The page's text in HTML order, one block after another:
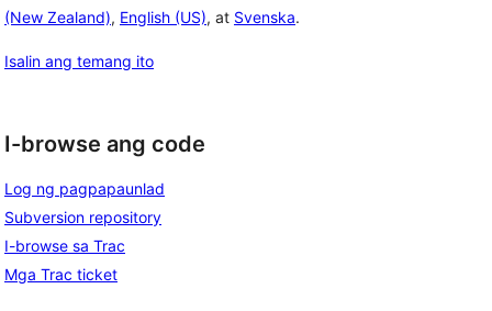
(New Zealand), English (US), at Svenska.
Isalin ang temang ito
I-browse ang code
Log ng pagpapaunlad
Subversion repository
I-browse sa Trac
Mga Trac ticket